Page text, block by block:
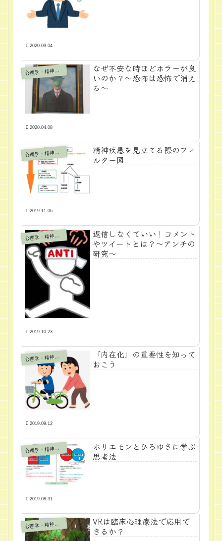
2020.09.04
心
理学・精神医学
なぜ不安な時ほどホラーが良
いのか？～恐怖は恐怖で消え
る～
2020.04.08
心
理学・精神医学
精神疾患を見立てる際のフィ
ルター図
2019.11.06
心
理学・精神医学
返信しなくていい！コメント
やツイートとは？～アンチの
研究～
2019.10.23
心
理学・精神医学
「内在化」の重要性を知って
おこう
2019.09.12
心
理学・精神医学
ホリエモンとひろゆきに学ぶ
思考法
2019.08.31
心
理学・精神医学
VRは臨床心理療法で応用で
きるか？